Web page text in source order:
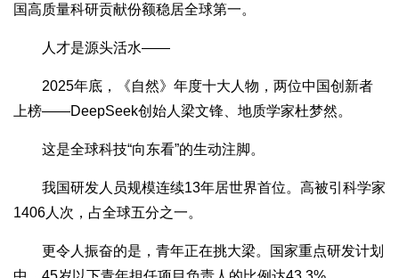
国高质量科研贡献份额稳居全球第一。
人才是源头活水——
2025年底，《自然》年度十大人物，两位中国创新者
上榜——DeepSeek创始人梁文锋、地质学家杜梦然。
这是全球科技“向东看”的生动注脚。
我国研发人员规模连续13年居世界首位。高被引科学家
1406人次，占全球五分之一。
更令人振奋的是，青年正在挑大梁。国家重点研发计划